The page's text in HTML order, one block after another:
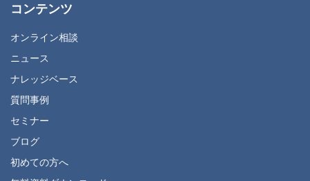
コンテンツ
オンライン相談
ニュース
ナレッジベース
質問事例
セミナー
ブログ
初めての方へ